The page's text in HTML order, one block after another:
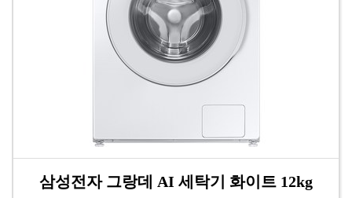
삼성전자 그랑데 AI 세탁기 화이트 12kg